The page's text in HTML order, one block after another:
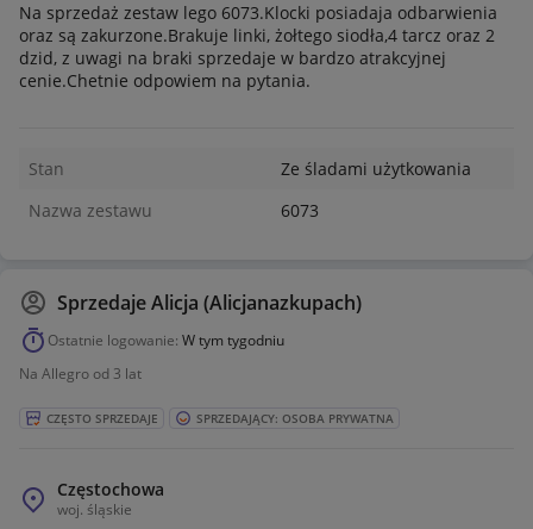
Na sprzedaż zestaw lego 6073.Klocki posiadaja odbarwienia
oraz są zakurzone.Brakuje linki, żołtego siodła,4 tarcz oraz 2
dzid, z uwagi na braki sprzedaje w bardzo atrakcyjnej
cenie.Chetnie odpowiem na pytania.
Stan
Ze śladami użytkowania
Nazwa zestawu
6073
SprzedajeAlicja (Alicjanazkupach)
Ostatnie logowanie: W tym tygodniu
Na Allegro od 3 lat
CZĘSTO SPRZEDAJE SPRZEDAJĄCY: OSOBA PRYWATNA
Częstochowa
woj. śląskie